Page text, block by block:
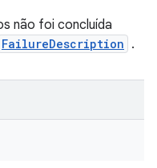
não foi concluída
FailureDescription .